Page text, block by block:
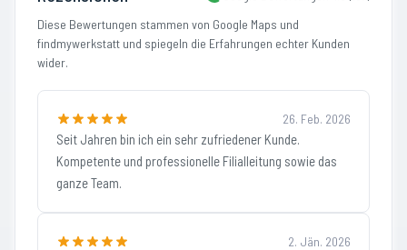
Diese Bewertungen stammen von Google Maps und
findmywerkstatt und spiegeln die Erfahrungen echter Kunden
wider.
26. Feb. 2026
Seit Jahren bin ich ein sehr zufriedener Kunde.
Kompetente und professionelle Filialleitung sowie das
ganze Team.
2. Jän. 2026